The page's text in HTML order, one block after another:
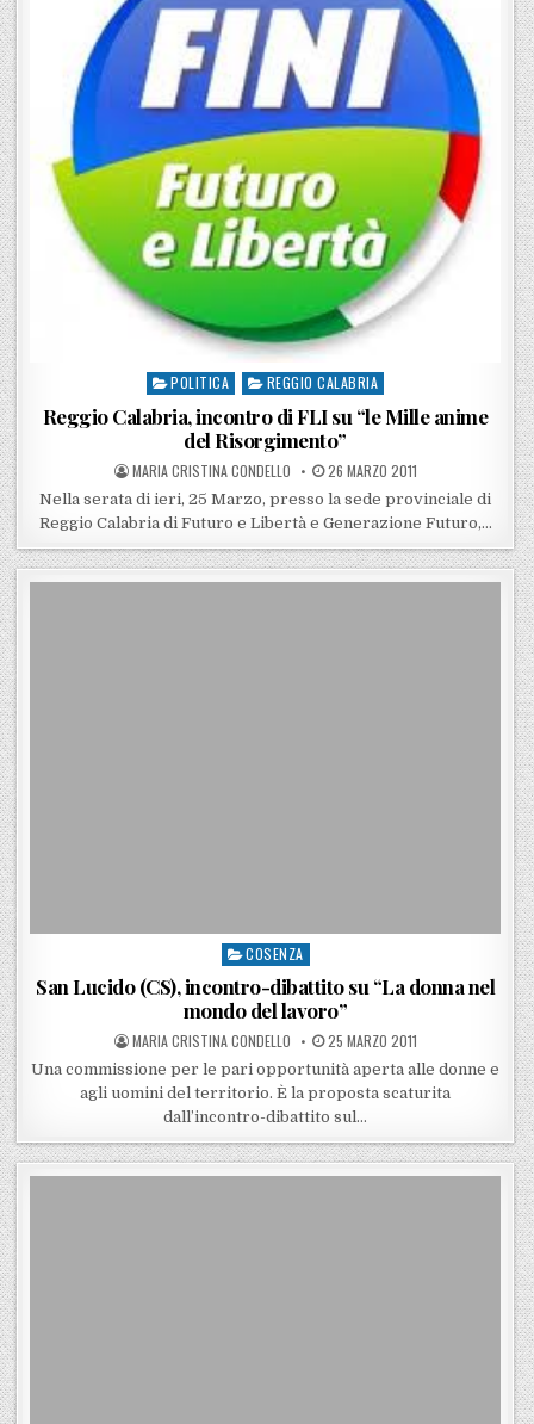
Posted in
POLITICA REGGIO CALABRIA
Reggio Calabria, incontro di FLI su “le Mille anime
del Risorgimento”
POSTED BY
MARIA CRISTINA CONDELLO POSTED ON
26 MARZO 2011
Nella serata di ieri, 25 Marzo, presso la sede provinciale di
Reggio Calabria di Futuro e Libertà e Generazione Futuro,…
Posted in
COSENZA
San Lucido (CS), incontro-dibattito su “La donna nel
mondo del lavoro”
POSTED BY
MARIA CRISTINA CONDELLO POSTED ON
25 MARZO 2011
Una commissione per le pari opportunità aperta alle donne e
agli uomini del territorio. È la proposta scaturita
dall’incontro-dibattito sul…